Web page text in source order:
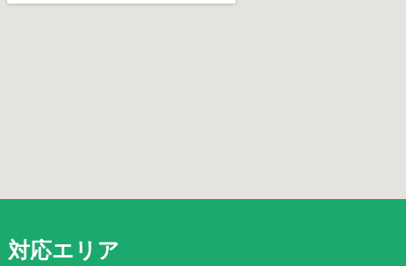
対応エリア